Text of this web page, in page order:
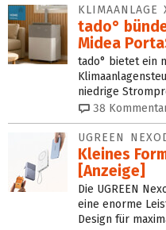
KLIMAANLAGE
tado°
Midea
tado° bietet ein
niedrige
38
UGREEN
Kleines
[Anzeige]
Die UGREEN
eine enorme
Design für